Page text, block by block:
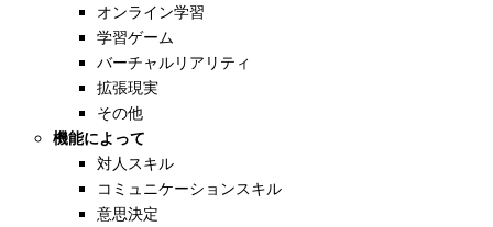
オンライン学習
学習ゲーム
バーチャルリアリティ
拡張現実
その他
機能によって
対人スキル
コミュニケーションスキル
意思決定